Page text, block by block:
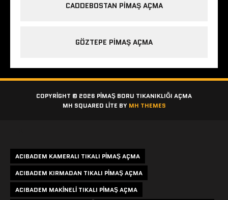
CADDEBOSTAN PIMAŞ AÇMA
GÖZTEPE PIMAŞ AÇMA
COPYRIGHT © 2026 PIMAŞ BORU TIKANIKLIĞI AÇMA
MH SQUARED LITE BY MH THEMES
ACIBADEM KAMERALI TIKALI PIMAŞ AÇMA
ACIBADEM KIRMADAN TIKALI PIMAŞ AÇMA
ACIBADEM MAKINELI TIKALI PIMAŞ AÇMA